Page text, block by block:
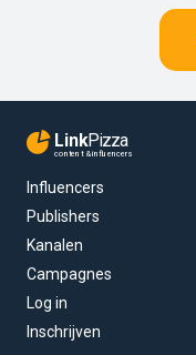
LinkPizza
content & influencers
Influencers
Publishers
Kanalen
Campagnes
Log in
Inschrijven